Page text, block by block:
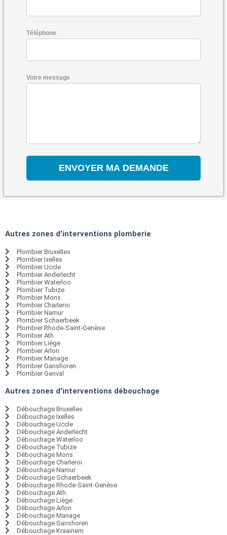
Téléphone
Votre message
Autres zones d'interventions plomberie
Plombier Bruxelles
Plombier Ixelles
Plombier Uccle
Plombier Anderlecht
Plombier Waterloo
Plombier Tubize
Plombier Mons
Plombier Charleroi
Plombier Namur
Plombier Schaerbeek
Plombier Rhode-Saint-Genèse
Plombier Ath
Plombier Liège
Plombier Arlon
Plombier Manage
Plombier Ganshoren
Plombier Genval
Autres zones d'interventions débouchage
Débouchage Bruxelles
Débouchage Ixelles
Débouchage Uccle
Débouchage Anderlecht
Débouchage Waterloo
Débouchage Tubize
Débouchage Mons
Débouchage Charleroi
Débouchage Namur
Débouchage Schaerbeek
Débouchage Rhode-Saint-Genèse
Débouchage Ath
Débouchage Liège
Débouchage Arlon
Débouchage Manage
Débouchage Ganshoren
Débouchage Kraainem